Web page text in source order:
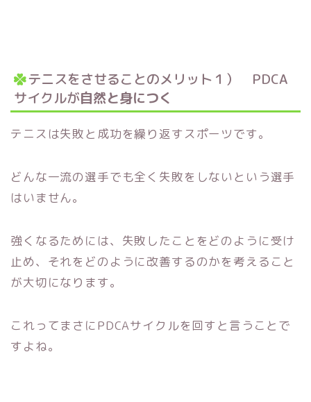
テニスをさせることのメリット１） PDCA
サイクルが自然と身につく
テニスは失敗と成功を繰り返すスポーツです。
どんな一流の選手でも全く失敗をしないという選手
はいません。
強くなるためには、失敗したことをどのように受け
止め、それをどのように改善するのかを考えること
が大切になります。
これってまさにPDCAサイクルを回すと言うことで
すよね。